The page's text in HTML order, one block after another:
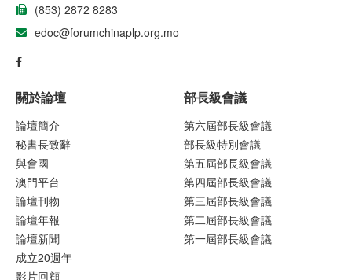
(853) 2872 8283
edoc@forumchinaplp.org.mo
關於論壇
論壇簡介
秘書長致辭
與會國
澳門平台
論壇刊物
論壇年報
論壇新聞
成立20週年
影片回顧
部長級會議
第六屆部長級會議
部長級特別會議
第五屆部長級會議
第四屆部長級會議
第三屆部長級會議
第二屆部長級會議
第一屆部長級會議